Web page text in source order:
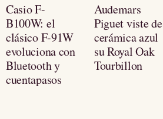
Casio F-
B100W: el
clásico F-91W
evoluciona con
Bluetooth y
cuentapasos
Audemars
Piguet viste de
cerámica azul
su Royal Oak
Tourbillon